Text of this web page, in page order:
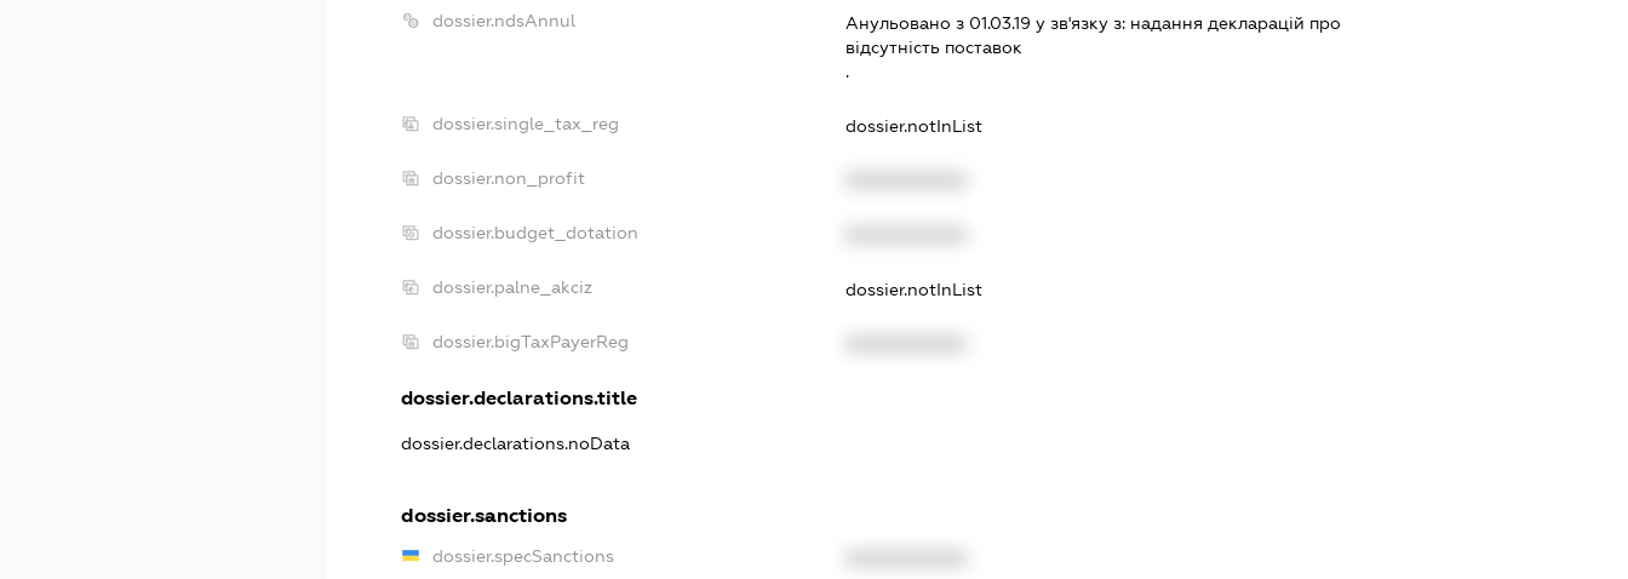
dossier.ndsAnnul Анульовано з 01.03.19 у зв'язку з: надання декларацiй про
вiдсутнiсть поставок
.
dossier.single_tax_reg dossier.notInList
dossier.non_profit
dossier.budget_dotation
dossier.palne_akciz dossier.notInList
dossier.bigTaxPayerReg
dossier.declarations.title
dossier.declarations.noData
dossier.sanctions
dossier.specSanctions